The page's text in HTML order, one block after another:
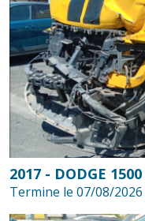
2017 - DODGE
Termine le 07/08/2026